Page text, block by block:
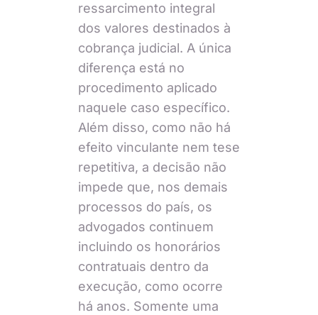
ressarcimento integral
dos valores destinados à
cobrança judicial. A única
diferença está no
procedimento aplicado
naquele caso específico.
Além disso, como não há
efeito vinculante nem tese
repetitiva, a decisão não
impede que, nos demais
processos do país, os
advogados continuem
incluindo os honorários
contratuais dentro da
execução, como ocorre
há anos. Somente uma